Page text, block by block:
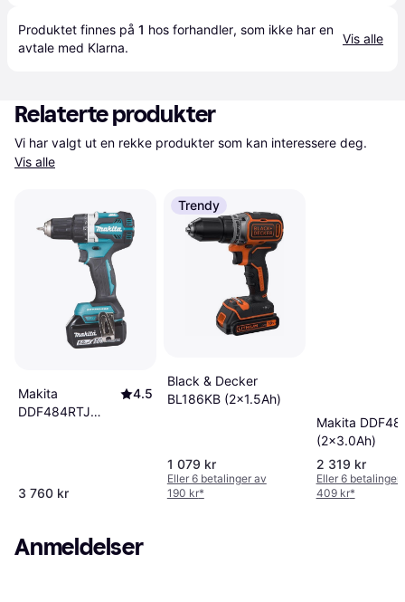
Produktet finnes på 1 hos forhandler, som ikke har en
avtale med Klarna.
Vis alle
Relaterte produkter
Vis alle
Makita
DDF484RTJ
4.5
3 760 kr
Trendy
Black & Decker
BL186KB (2x1.5Ah)
1 079 kr
Eller 6 betalinger av
190 kr*
Makita
(2x3.0Ah)
2 319 kr
Eller 6 betalinger
409 kr*
Anmeldelser